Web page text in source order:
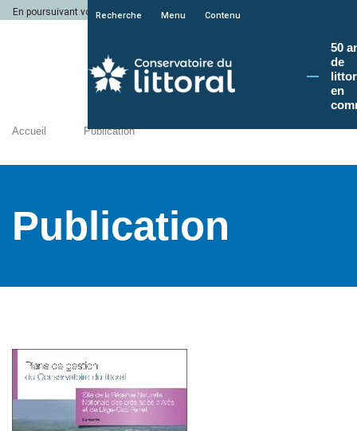
En poursuivant votre navigation sur le site du Conservatoire du littoral, vous
Recherche Menu Contenu
50
de
en
Accueil Publication
Publication